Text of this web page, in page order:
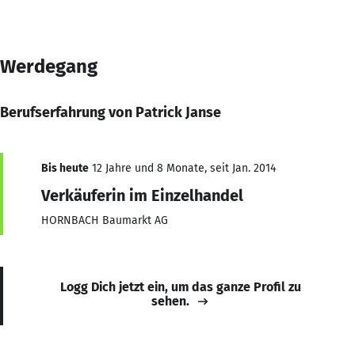
Werdegang
Berufserfahrung von Patrick Janse
Bis heute 12 Jahre und 8 Monate, seit Jan. 2014
Verkäuferin im Einzelhandel
HORNBACH Baumarkt AG
Logg Dich jetzt ein, um das ganze Profil zu
sehen.